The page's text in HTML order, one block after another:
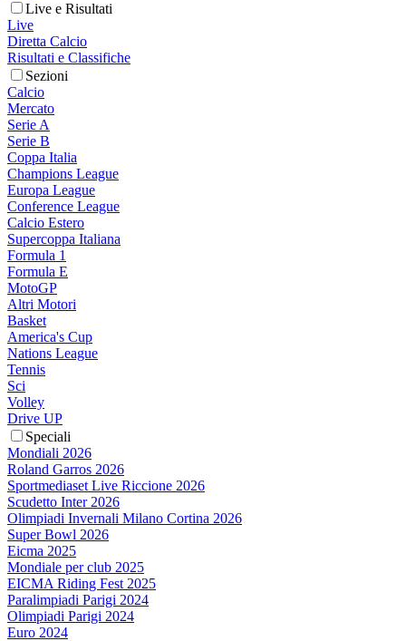
Live e Risultati
Live
Diretta Calcio
Risultati e Classifiche
Sezioni
Calcio
Mercato
Serie A
Serie B
Coppa Italia
Champions League
Europa League
Conference League
Calcio Estero
Supercoppa Italiana
Formula 1
Formula E
MotoGP
Altri Motori
Basket
America's Cup
Nations League
Tennis
Sci
Volley
Drive UP
Speciali
Mondiali 2026
Roland Garros 2026
Sportmediaset Live Riccione 2026
Scudetto Inter 2026
Olimpiadi Invernali Milano Cortina 2026
Super Bowl 2026
Eicma 2025
Mondiale per club 2025
EICMA Riding Fest 2025
Paralimpiadi Parigi 2024
Olimpiadi Parigi 2024
Euro 2024